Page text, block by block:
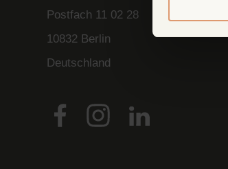
Postfach 11 02 28
10832 Berlin
Deutschland